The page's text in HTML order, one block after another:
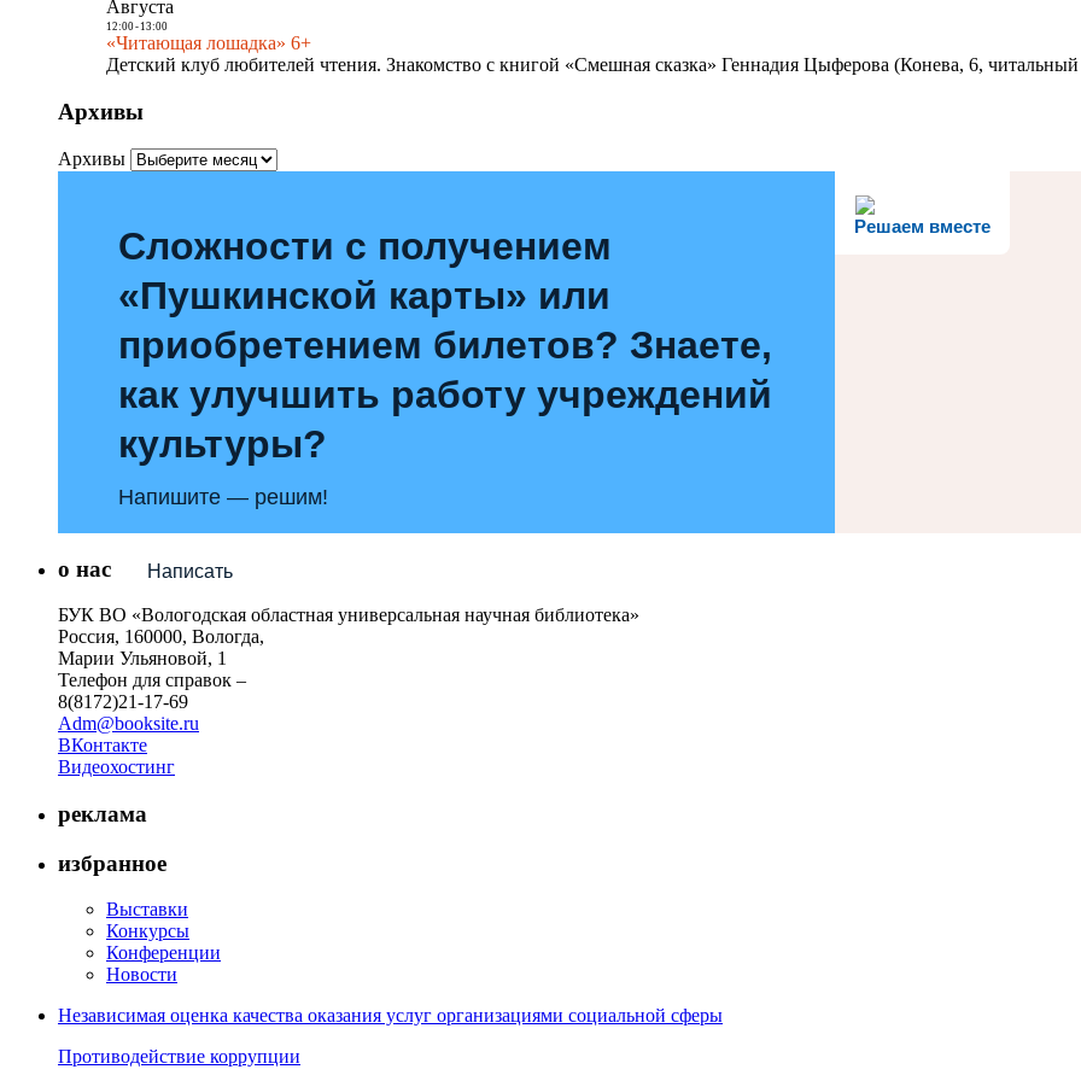
Августа
12:00- 13:00
«Читающая лошадка» 6+
Детский клуб любителей чтения. Знакомство с книгой «Смешная сказка» Геннадия Цыферова (Конева, 6, читальный
Архивы
Архивы
Решаем вместе
Сложности с получением
«Пушкинской карты» или
приобретением билетов? Знаете,
как улучшить работу учреждений
культуры?
Напишите — решим!
Написать
о нас
БУК ВО «Вологодская областная универсальная научная библиотека»
Россия, 160000, Вологда,
Марии Ульяновой, 1
Телефон для справок –
8(8172)21-17-69
Adm@booksite.ru
ВКонтакте
Видеохостинг
реклама
избранное
Выставки
Конкурсы
Конференции
Новости
Независимая оценка качества оказания услуг организациями социальной сферы
Противодействие коррупции